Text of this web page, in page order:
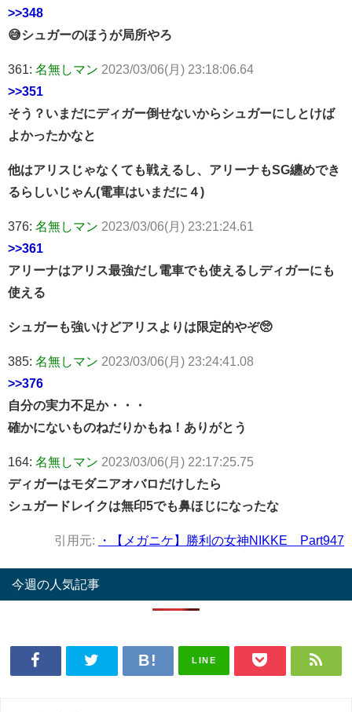
>>348
😅シュガーのほうが局所やろ
361: 名無しマン 2023/03/06(月) 23:18:06.64
>>351
そう？いまだにディガー倒せないからシュガーにしとけば
よかったかなと
他はアリスじゃなくても戦えるし、アリーナもSG纏めでき
るらしいじゃん(電車はいまだに４)
376: 名無しマン 2023/03/06(月) 23:21:24.61
>>361
アリーナはアリス最強だし電車でも使えるしディガーにも
使える
シュガーも強いけどアリスよりは限定的やぞ🥺
385: 名無しマン 2023/03/06(月) 23:24:41.08
>>376
自分の実力不足か・・・
確かにないものねだりかもね！ありがとう
164: 名無しマン 2023/03/06(月) 22:17:25.75
ディガーはモダニアオバロだけしたら
シュガードレイクは無印5でも鼻ほじになったな
引用元: ・【メガニケ】勝利の女神NIKKE Part947
今週の人気記事
LINE